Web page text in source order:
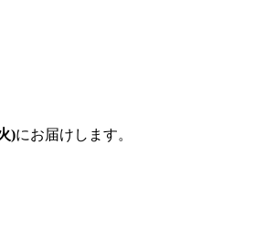
)にお届けします。